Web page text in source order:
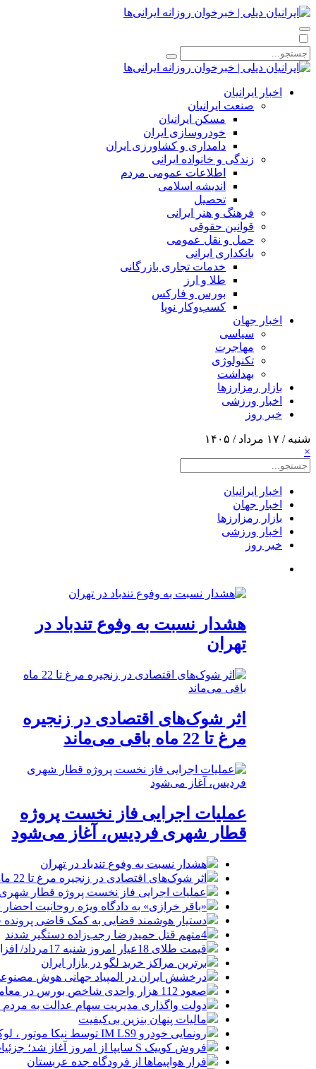
اخبار ایرانیان
صنعت ایرانیان
مسکن ایرانیان
خودروسازی ایران
دامداری و کشاورزی ایران
زندگی و خانواده ایرانی
اطلاعات عمومی مردم
اندیشه اسلامی
تحصیل
فرهنگ و هنر ایرانی
قوانین حقوقی
حمل و نقل عمومی
بانکداری ایرانی
خدمات تجاری بازرگانی
طلا و ارز
بورس و فارکس
کسب‌وکار نوپا
اخبار جهان
سیاسی
مهاجرت
تکنولوژی
بهداشت
بازار رمزارزها
اخبار ورزشی
خبر روز
شنبه / ۱۷ مرداد / ۱۴۰۵
×
اخبار ایرانیان
اخبار جهان
بازار رمزارزها
اخبار ورزشی
خبر روز
هشدار نسبت به وفوع تندباد در
تهران
اثر شوک‌های اقتصادی در زنجیره
مرغ تا 22 ماه باقی می‌ماند
عملیات اجرایی فاز نخست پروژه
قطار شهری فردیس، آغاز می‌شود
هشدار نسبت به وفوع تندباد در تهران
اثر شوک‌های اقتصادی در زنجیره مرغ تا 22 ماه باقی می‌ماند
عملیات اجرایی فاز نخست پروژه قطار
«باقر خرازی» به دادگاه ویژه روحانیت
دستیار هوشمند قضایی به کمک قاضی پرونده
4متهم قتل حمیدرضا رجب‌زاده دستگیر شدند
قیمت طلای 18عیار امروز شنبه 17مرداد/ افزایش قیمت + جدول و جزئیات
برترین مراکز خرید لگو در بازار ایران
درخشش ایران در المپیاد جهانی هوش
صعود 112 هزار واحدی شاخص بورس در معاملات امروز
دولت واگذاری مدیریت سهام عدالت به مردم
مالیات پنهان بنزین بی‌کیفیت
رونمایی خودرو IM LS9 توسط نیکا موتور ، لوکس ترین شاسی بلند EREV در ایران
فروش کوییک S سایپا از امروز آغاز شد؛ جزئیات ثبت‌نام و شرایط
فرار هواپیماها از فرودگاه جده عربستان